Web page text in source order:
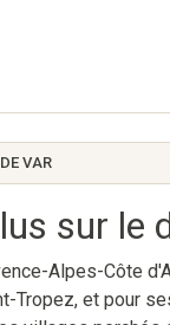
VAR
sur le
Alpes-Côte
Tropez, et pour